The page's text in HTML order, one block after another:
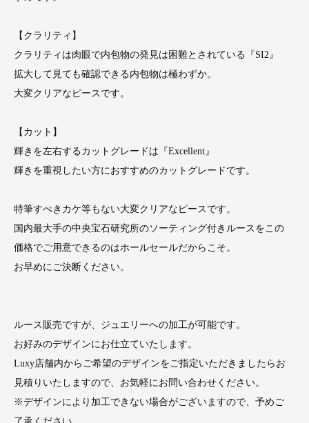
【クラリティ】
クラリティは肉眼で内包物の発見は困難とされている『SI2』
拡大して見ても確認できる内包物は極わずか。
大変クリアなピースです。
【カット】
輝きを左右するカットグレードは『Excellent』
輝きを重視したい方におすすめのカットグレードです。
特筆すべきカケ等もない大変クリアなピースです。
国内最大手の中央宝石研究所のソーティング付きルースをこの
価格でご用意できるのはホールセールだからこそ。
お早めにご決断ください。
ルース販売ですが、ジュエリーへの加工が可能です。
お好みのデザインにお仕立ていたします。
Luxy店舗内からご希望のデザインをご指定いただきましたらお
見積りいたしますので、お気軽にお問い合わせください。
※デザインにより加工できない場合がございますので、予めご